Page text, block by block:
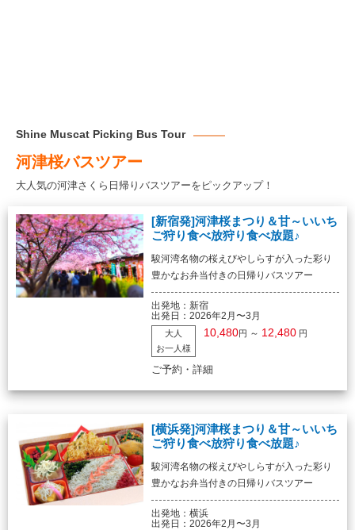
Shine Muscat Picking Bus Tour
河津桜バスツアー
大人気の河津さくら日帰りバスツアーをピックアップ！
[新宿発]河津桜まつり＆甘～いいち
ご狩り食べ放狩り食べ放題♪
駿河湾名物の桜えびやしらすが入った彩り
豊かなお弁当付きの日帰りバスツアー
出発地：新宿
出発日：2026年2月〜3月
大人
お一人様
10,480円 ～ 12,480 円
ご予約・詳細
[横浜発]河津桜まつり＆甘～いいち
ご狩り食べ放狩り食べ放題♪
駿河湾名物の桜えびやしらすが入った彩り
豊かなお弁当付きの日帰りバスツアー
出発地：横浜
出発日：2026年2月〜3月